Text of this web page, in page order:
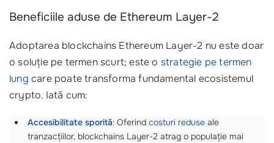
Beneficiile aduse de Ethereum Layer-2
Adoptarea blockchains Ethereum Layer-2 nu este doar
o soluție pe termen scurt; este o strategie pe termen
lung care poate transforma fundamental ecosistemul
crypto. Iată cum:
Accesibilitate sporită: Oferind costuri reduse ale
tranzacțiilor, blockchains Layer-2 atrag o populație mai